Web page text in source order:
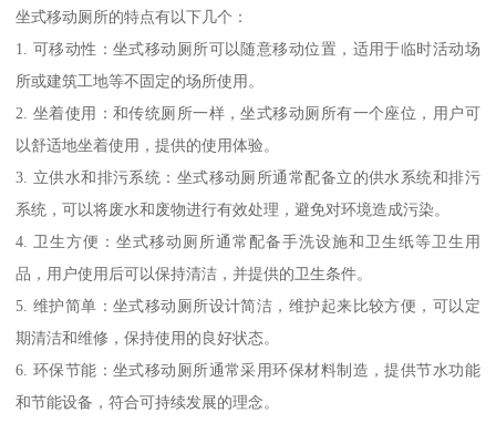
坐式移动厕所的特点有以下几个：
1. 可移动性：坐式移动厕所可以随意移动位置，适用于临时活动场
所或建筑工地等不固定的场所使用。
2. 坐着使用：和传统厕所一样，坐式移动厕所有一个座位，用户可
以舒适地坐着使用，提供的使用体验。
3. 立供水和排污系统：坐式移动厕所通常配备立的供水系统和排污
系统，可以将废水和废物进行有效处理，避免对环境造成污染。
4. 卫生方便：坐式移动厕所通常配备手洗设施和卫生纸等卫生用
品，用户使用后可以保持清洁，并提供的卫生条件。
5. 维护简单：坐式移动厕所设计简洁，维护起来比较方便，可以定
期清洁和维修，保持使用的良好状态。
6. 环保节能：坐式移动厕所通常采用环保材料制造，提供节水功能
和节能设备，符合可持续发展的理念。